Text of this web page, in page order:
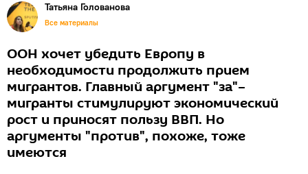
Татьяна Голованова
Все материалы
ООН хочет убедить Европу в
необходимости продолжить прием
мигрантов. Главный аргумент "за"–
мигранты стимулируют экономический
рост и приносят пользу ВВП. Но
аргументы "против", похоже, тоже
имеются